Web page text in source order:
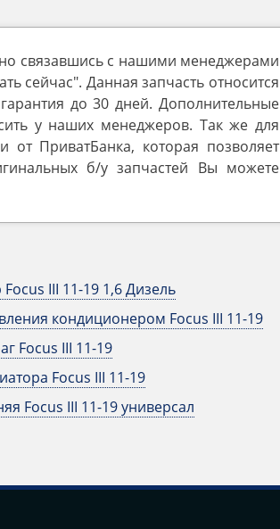
связавшись с нашими менеджерами
сейчас". Данная запчасть относится
до 30 дней. Дополнительные
у наших менеджеров. Так же для
от ПриватБанка, которая позволяет
б/у запчастей Вы можете
III 11-19 1,6 Дизель
кондиционером Focus III 11-19
Focus III 11-19
Focus III 11-19
Focus III 11-19 универсал